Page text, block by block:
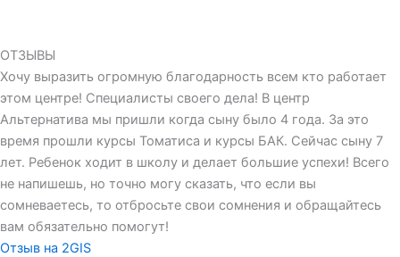
ОТЗЫВЫ
Хочу выразить огромную благодарность всем кто работает
этом центре! Специалисты своего дела! В центр
Альтернатива мы пришли когда сыну было 4 года. За это
время прошли курсы Томатиса и курсы БАК. Сейчас сыну 7
лет. Ребенок ходит в школу и делает большие успехи! Всего
не напишешь, но точно могу сказать, что если вы
сомневаетесь, то отбросьте свои сомнения и обращайтесь
вам обязательно помогут!
Отзыв на 2GIS